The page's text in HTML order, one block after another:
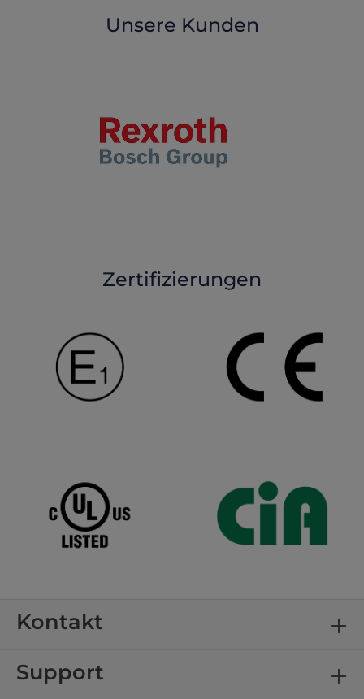
Unsere Kunden
Zertifizierungen
Kontakt
Support